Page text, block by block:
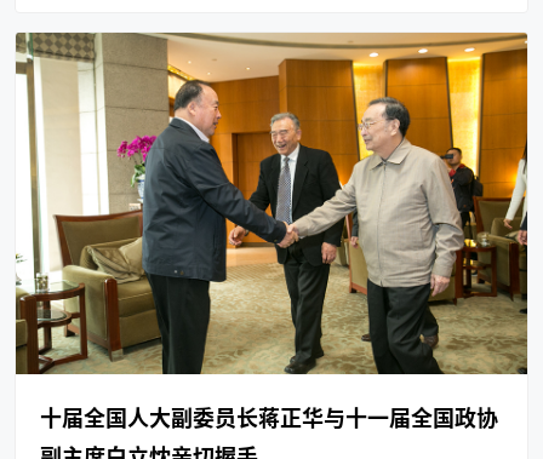
十届全国人大副委员长蒋正华与十一届全国政协